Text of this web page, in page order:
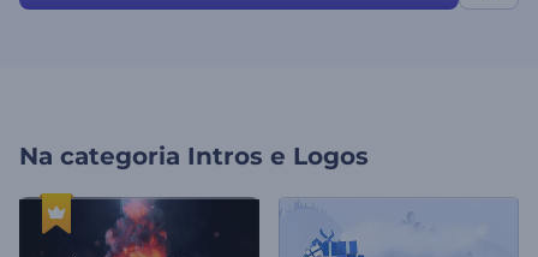
Na categoria Intros e Logos